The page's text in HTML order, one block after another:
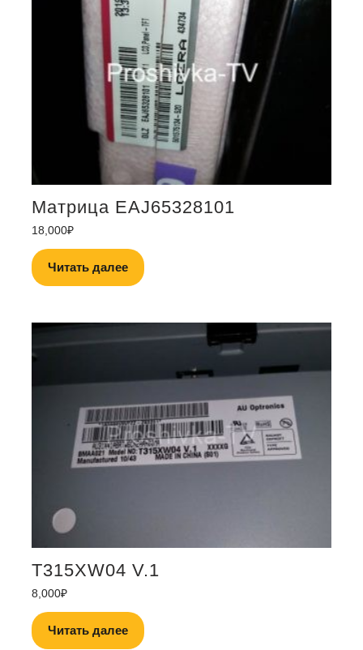
Матрица EAJ65328101
18,000₽
Читать далее
T315XW04 V.1
8,000₽
Читать далее